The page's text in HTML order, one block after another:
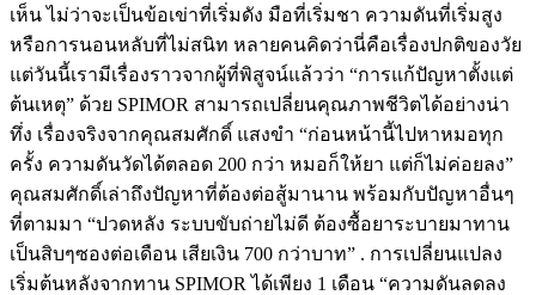
เห็น ไม่ว่าจะเป็นข้อเข่าที่เริ่มดัง มือที่เริ่มชา ความดันที่เริ่มสูง
หรือการนอนหลับที่ไม่สนิท หลายคนคิดว่านี่คือเรื่องปกติของวัย
แต่วันนี้เรามีเรื่องราวจากผู้ที่พิสูจน์แล้วว่า “การแก้ปัญหาตั้งแต่
ต้นเหตุ” ด้วย SPIMOR สามารถเปลี่ยนคุณภาพชีวิตได้อย่างน่า
ทึ่ง เรื่องจริงจากคุณสมศักดิ์ แสงขำ “ก่อนหน้านี้ไปหาหมอทุก
ครั้ง ความดันวัดได้ตลอด 200 กว่า หมอก็ให้ยา แต่ก็ไม่ค่อยลง”
คุณสมศักดิ์เล่าถึงปัญหาที่ต้องต่อสู้มานาน พร้อมกับปัญหาอื่นๆ
ที่ตามมา “ปวดหลัง ระบบขับถ่ายไม่ดี ต้องซื้อยาระบายมาทาน
เป็นสิบๆซองต่อเดือน เสียเงิน 700 กว่าบาท” . การเปลี่ยนแปลง
เริ่มต้นหลังจากทาน SPIMOR ได้เพียง 1 เดือน “ความดันลดลง